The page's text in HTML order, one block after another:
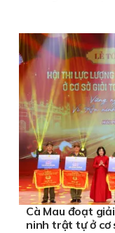
Cà Mau đoạt
ninh trật tự ở cơ